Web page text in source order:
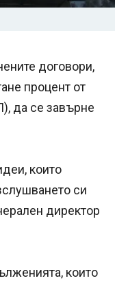
договори,
процент от
да се завърне
които
си
директор
които